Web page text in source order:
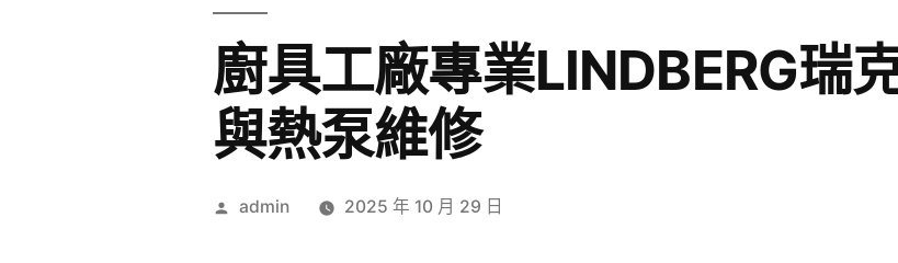
廚具工廠專業LINDBERG瑞
與熱泵維修
作
admin 2025 年 10 月 29 日